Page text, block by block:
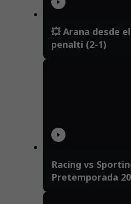
💥 Arana desde
penalti (2-1)
Racing vs
Pretemporada